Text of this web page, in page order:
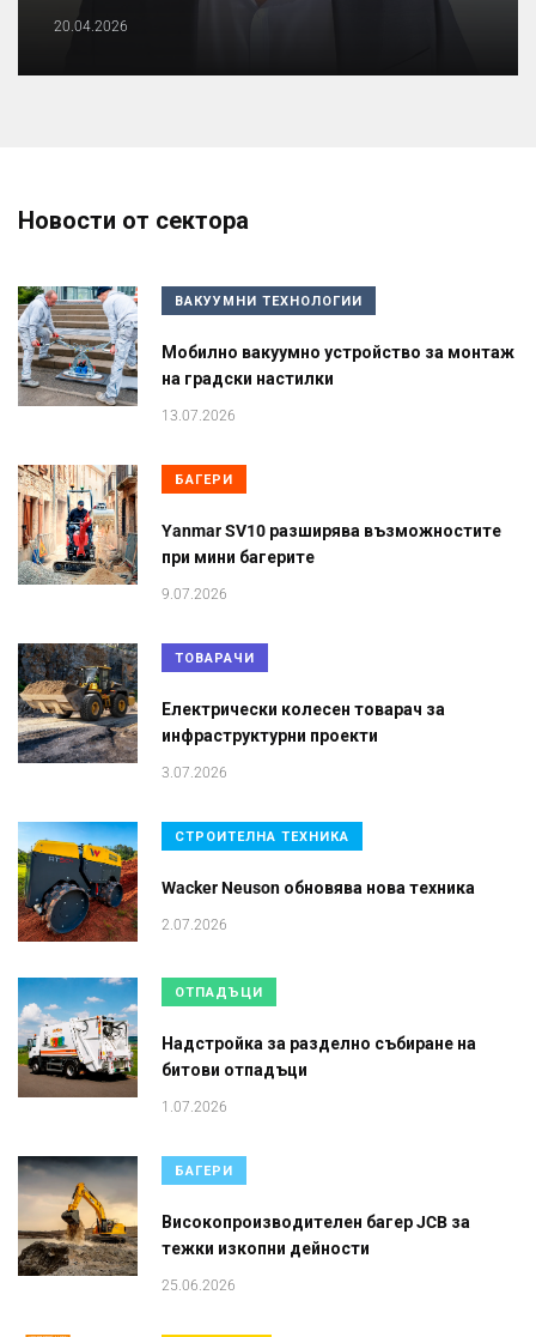
20.04.2026
Новости от сектора
ВАКУУМНИ ТЕХНОЛОГИИ
Мобилно вакуумно устройство за монтаж
на градски настилки
13.07.2026
БАГЕРИ
Yanmar SV10 разширява възможностите
при мини багерите
9.07.2026
ТОВАРАЧИ
Електрически колесен товарач за
инфраструктурни проекти
3.07.2026
СТРОИТЕЛНА ТЕХНИКА
Wacker Neuson обновява нова техника
2.07.2026
ОТПАДЪЦИ
Надстройка за разделно събиране на
битови отпадъци
1.07.2026
БАГЕРИ
Високопроизводителен багер JCB за
тежки изкопни дейности
25.06.2026